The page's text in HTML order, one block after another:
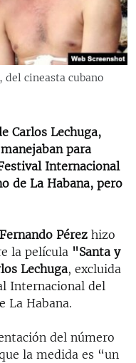
cineasta cubano
Carlos Lechuga,
para
Internacional
de La Habana, pero
Fernando Pérez hizo
la película "Santa y
Lechuga, excluida
Internacional del
La Habana.
del número
la medida es “un